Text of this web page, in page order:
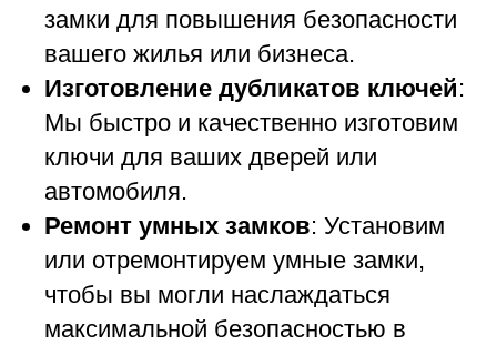
замки для повышения безопасности
вашего жилья или бизнеса.
Изготовление дубликатов ключей:
Мы быстро и качественно изготовим
ключи для ваших дверей или
автомобиля.
Ремонт умных замков: Установим
или отремонтируем умные замки,
чтобы вы могли наслаждаться
максимальной безопасностью в